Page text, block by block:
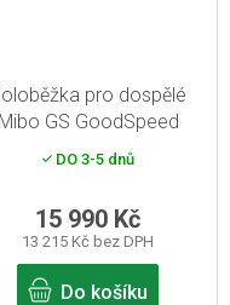
pro dospělé
Mibo GS GoodSpeed
(26/26) Černá
DO 3-5 dnů
13 215 Kč bez DPH
15 990 Kč
Do košíku